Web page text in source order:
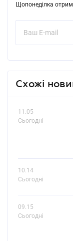
Щопонеділка
Схожі
11.05
Сьогодні
10.14
Сьогодні
09.15
Сьогодні